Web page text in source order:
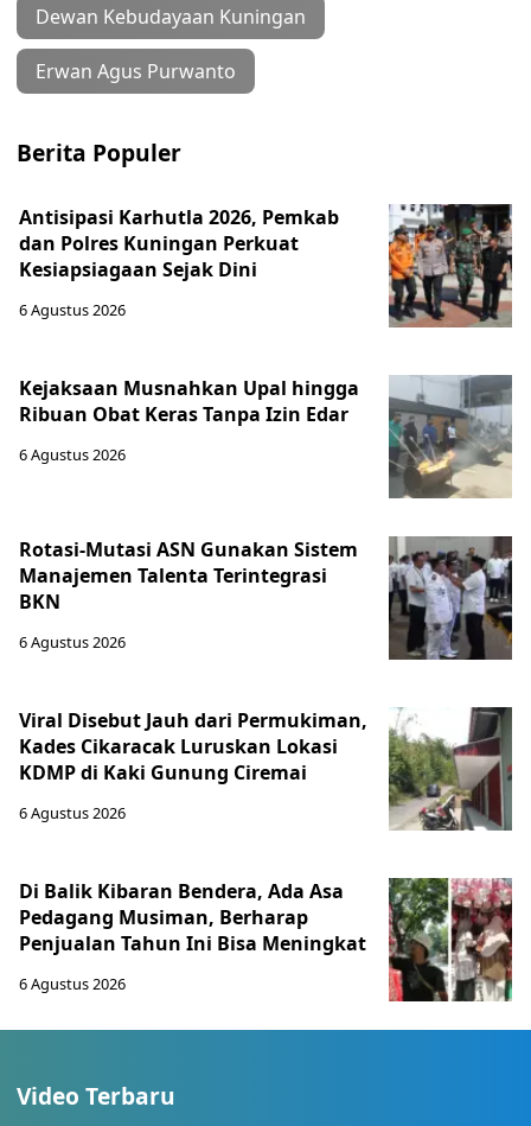
Dewan Kebudayaan Kuningan
Erwan Agus Purwanto
Berita Populer
Antisipasi Karhutla 2026, Pemkab
dan Polres Kuningan Perkuat
Kesiapsiagaan Sejak Dini
6 Agustus 2026
Kejaksaan Musnahkan Upal hingga
Ribuan Obat Keras Tanpa Izin Edar
6 Agustus 2026
Rotasi-Mutasi ASN Gunakan Sistem
Manajemen Talenta Terintegrasi
BKN
6 Agustus 2026
Viral Disebut Jauh dari Permukiman,
Kades Cikaracak Luruskan Lokasi
KDMP di Kaki Gunung Ciremai
6 Agustus 2026
Di Balik Kibaran Bendera, Ada Asa
Pedagang Musiman, Berharap
Penjualan Tahun Ini Bisa Meningkat
6 Agustus 2026
Video Terbaru